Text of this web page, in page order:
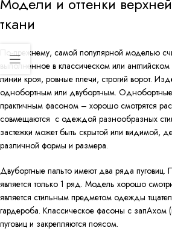
ткани
По-прежнему, самой популярной моделью
выполненное в классическом или
линии кроя, ровные плечи, строгий ворот.
однобортным или двубортным. Однобортные
практичным фасоном – хорошо смотрятся
совмещаются с одеждой разнообразных
застежки может быть скрытой или видимой,
различной формы и размера.
Двубортные пальто имеют два ряда
является только 1 ряд. Модель хорошо
является стильным предметом одежды
гардероба. Классическое фасоны с запАхом
пуговиц и закрепляются поясом.